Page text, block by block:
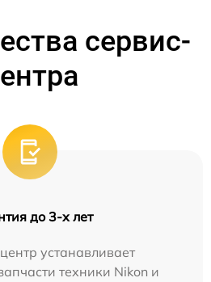
сервис-
до 3-х лет
устанавливает
техники Nikon и